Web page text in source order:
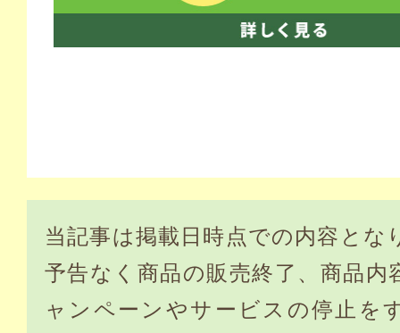
当記事は掲載日時点での内容とな
予告なく商品の販売終了、商品内
ャンペーンやサービスの停止を